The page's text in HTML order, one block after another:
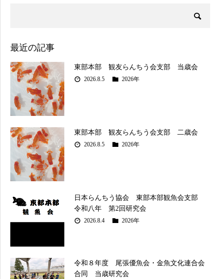
最近の記事
東部本部 観友らんちう会支部 当歳会
2026.8.5 2026年
東部本部 観友らんちう会支部 二歳会
2026.8.5 2026年
日本らんちう協会 東部本部観魚会支部
令和八年 第2回研究会
2026.8.4 2026年
令和８年度 尾張優魚会・金魚文化連合会
合同 当歳研究会